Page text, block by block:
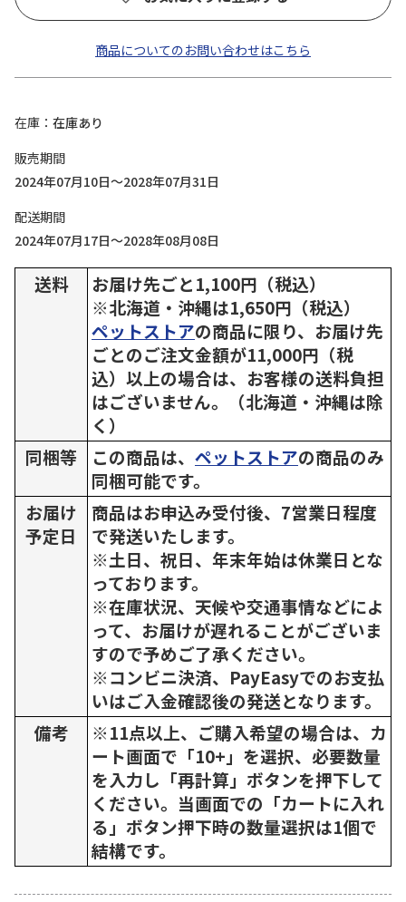
商品についてのお問い合わせはこちら
在庫
在庫あり
販売期間
2024年07月10日～2028年07月31日
配送期間
2024年07月17日～2028年08月08日
送料
お届け先ごと1,100円（税込）
※北海道・沖縄は1,650円（税込）
ペットストアの商品に限り、お届け先
ごとのご注文金額が11,000円（税
込）以上の場合は、お客様の送料負担
はございません。（北海道・沖縄は除
く）
同梱等
この商品は、 ペットストアの商品のみ
同梱可能です。
お届け
予定日
商品はお申込み受付後、7営業日程度
で発送いたします。
※土日、祝日、年末年始は休業日とな
っております。
※在庫状況、天候や交通事情などによ
って、お届けが遅れることがございま
すので予めご了承ください。
※コンビニ決済、PayEasyでのお支払
いはご入金確認後の発送となります。
備考
※11点以上、ご購入希望の場合は、カ
ート画面で「10+」を選択、必要数量
を入力し「再計算」ボタンを押下して
ください。当画面での「カートに入れ
る」ボタン押下時の数量選択は1個で
結構です。